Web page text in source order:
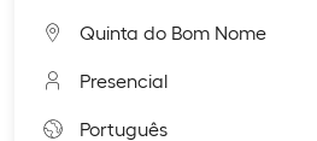
Quinta do Bom Nome
Presencial
Português